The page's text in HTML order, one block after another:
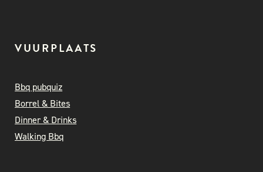
VUURPLAATS
Bbq pubquiz
Borrel & Bites
Dinner & Drinks
Walking Bbq